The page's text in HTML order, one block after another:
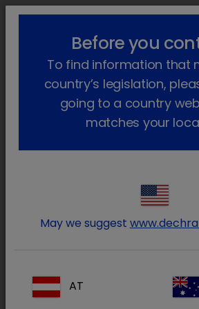
!-- Google Tag Manager -->
Home Prodotti Animali da
Faramaci Autorizzati Solupam
Entra nell’area
Medici Veterinari e
Before you
To find information that
country’s legislation,
going to a country
matches your
May we suggest
AT